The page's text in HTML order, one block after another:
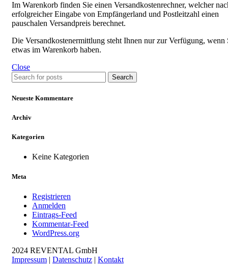
Im Warenkorb finden Sie einen Versandkostenrechner, welcher
erfolgreicher Eingabe von Empfängerland und Postleitzahl einen
pauschalen Versandpreis berechnet.
Die Versandkostenermittlung steht Ihnen nur zur Verfügung, wenn
etwas im Warenkorb haben.
Close
Search
Neueste Kommentare
Archiv
Kategorien
Keine Kategorien
Meta
Registrieren
Anmelden
Eintrags-Feed
Kommentar-Feed
WordPress.org
2024 REVENTAL GmbH
Impressum
Datenschutz
Kontakt